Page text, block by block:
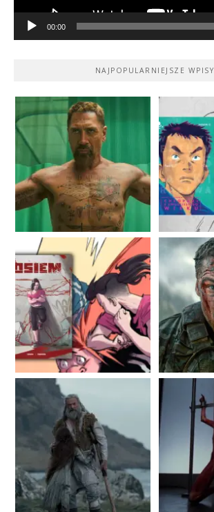
00:00
NAJPOPULARNIEJSZE WPISY